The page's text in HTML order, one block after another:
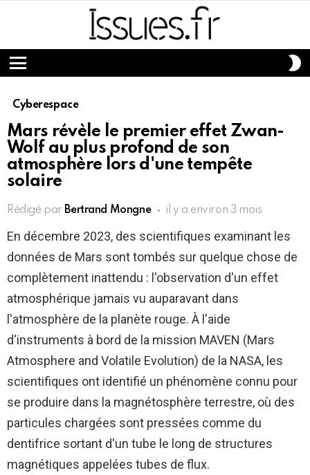
Menu
Cyberespace
Mars révèle le premier effet Zwan-
Wolf au plus profond de son
atmosphère lors d'une tempête
solaire
Rédigé par Bertrand Mongne il y a environ 3 mois
En décembre 2023, des scientifiques examinant les
données de Mars sont tombés sur quelque chose de
complètement inattendu : l'observation d'un effet
atmosphérique jamais vu auparavant dans
l'atmosphère de la planète rouge. À l'aide
d'instruments à bord de la mission MAVEN (Mars
Atmosphere and Volatile Evolution) de la NASA, les
scientifiques ont identifié un phénomène connu pour
se produire dans la magnétosphère terrestre, où des
particules chargées sont pressées comme du
dentifrice sortant d'un tube le long de structures
magnétiques appelées tubes de flux.